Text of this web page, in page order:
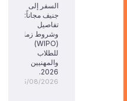
السفر إلى
جنيف مجاناً:
تفاصيل
وشروط زمالة
(WIPO)
للطلاب
والمهنيين
2026.
05/08/2026